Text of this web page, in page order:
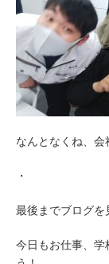
なんとなくね、
・
最後までブログを
今日もお仕事、学